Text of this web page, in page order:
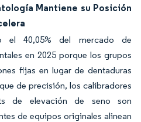
Mantiene su Posición
el 40,05% del mercado de
en 2025 porque los grupos
fijas en lugar de dentaduras
de precisión, los calibradores
de elevación de seno son
de equipos originales alinean